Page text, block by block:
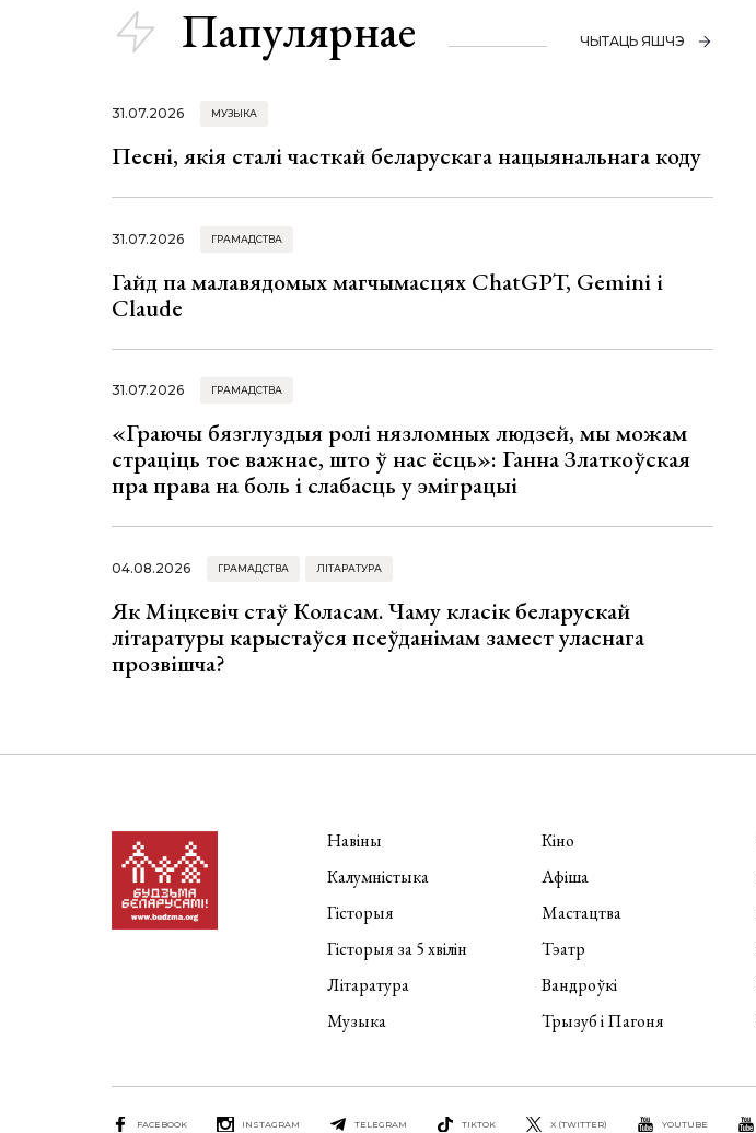
Папулярнае ЧЫТАЦЬ ЯШЧЭ
31.07.2026 МУЗЫКА
Песні, якія сталі часткай беларускага нацыянальнага коду
31.07.2026 ГРАМАДСТВА
Гайд па малавядомых магчымасцях ChatGPT, Gemini і
Claude
31.07.2026 ГРАМАДСТВА
«Граючы бязглуздыя ролі нязломных людзей, мы можам
страціць тое важнае, што ў нас ёсць»: Ганна Златкоўская
пра права на боль і слабасць у эміграцыі
04.08.2026 ГРАМАДСТВА ЛІТАРАТУРА
Як Міцкевіч стаў Коласам. Чаму класік беларускай
літаратуры карыстаўся псеўданімам замест уласнага
прозвішча?
Навіны
Калумністыка
Гісторыя
Гісторыя за 5 хвілін
Літаратура
Музыка
Кіно
Афіша
Мастацтва
Тэатр
Вандроўкі
Трызуб і Пагоня
FACEBOOK INSTAGRAM TELEGRAM TIKTOK X (TWITTER) YOUTUBE